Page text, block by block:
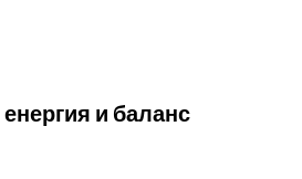
и баланс